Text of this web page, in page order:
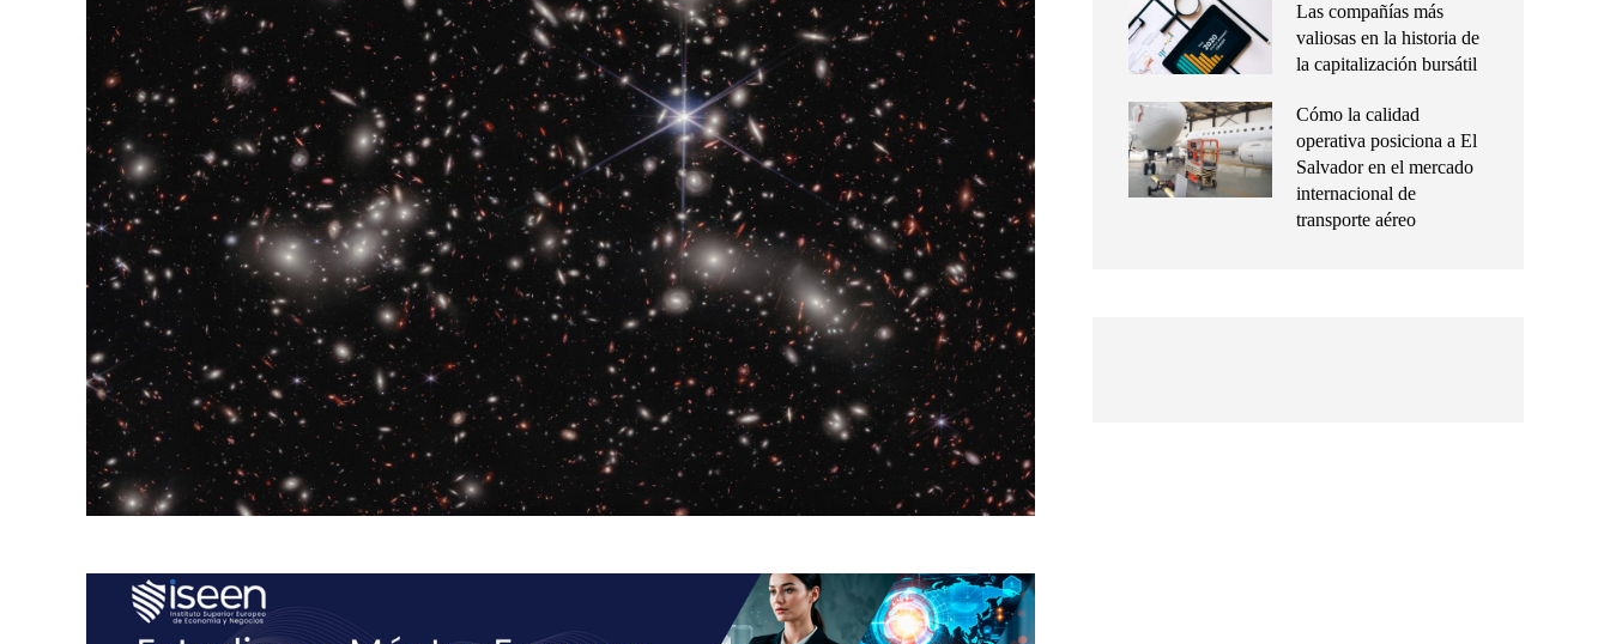
Las compañías más
valiosas en la historia de
la capitalización bursátil
Cómo la calidad
operativa posiciona a El
Salvador en el mercado
internacional de
transporte aéreo